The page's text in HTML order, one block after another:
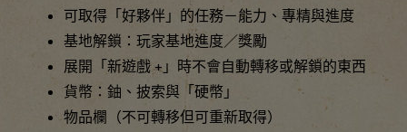
可取得「好夥伴」的任務－能力、專精與進度
基地解鎖：玩家基地進度／獎勵
展開「新遊戲 +」時不會自動轉移或解鎖的東西
貨幣：鈾、披索與「硬幣」
物品欄（不可轉移但可重新取得）